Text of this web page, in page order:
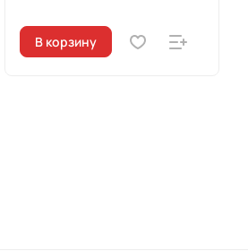
В корзину